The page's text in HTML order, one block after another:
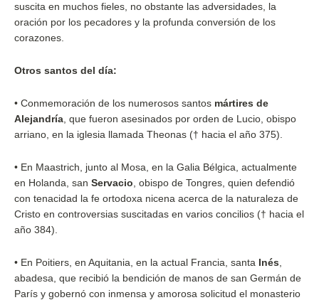
suscita en muchos fieles, no obstante las adversidades, la
oración por los pecadores y la profunda conversión de los
corazones.
Otros santos del día:
• Conmemoración de los numerosos santos mártires de
Alejandría , que fueron asesinados por orden de Lucio, obispo
arriano, en la iglesia llamada Theonas († hacia el año 375).
• En Maastrich, junto al Mosa, en la Galia Bélgica, actualmente
en Holanda, san Servacio , obispo de Tongres, quien defendió
con tenacidad la fe ortodoxa nicena acerca de la naturaleza de
Cristo en controversias suscitadas en varios concilios († hacia el
año 384).
• En Poitiers, en Aquitania, en la actual Francia, santa Inés
abadesa, que recibió la bendición de manos de san Germán de
París y gobernó con inmensa y amorosa solicitud el monasterio